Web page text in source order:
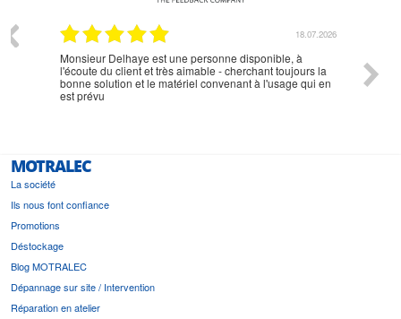
18.07.2026
Monsieur Delhaye est une personne disponible, à
l'écoute du client et très aimable - cherchant toujours la
bonne solution et le matériel convenant à l'usage qui en
est prévu
MOTRALEC
La société
Ils nous font confiance
Promotions
Déstockage
Blog MOTRALEC
Dépannage sur site / Intervention
Réparation en atelier